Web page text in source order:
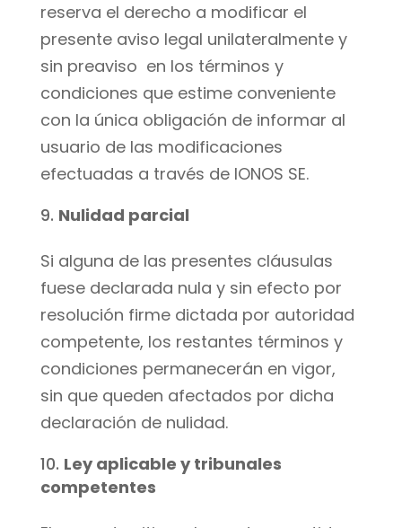
reserva el derecho a modificar el
presente aviso legal unilateralmente y
sin preaviso en los términos y
condiciones que estime conveniente
con la única obligación de informar al
usuario de las modificaciones
efectuadas a través de IONOS SE.
Nulidad parcial
Si alguna de las presentes cláusulas
fuese declarada nula y sin efecto por
resolución firme dictada por autoridad
competente, los restantes términos y
condiciones permanecerán en vigor,
sin que queden afectados por dicha
declaración de nulidad.
Ley aplicable y tribunales
competentes